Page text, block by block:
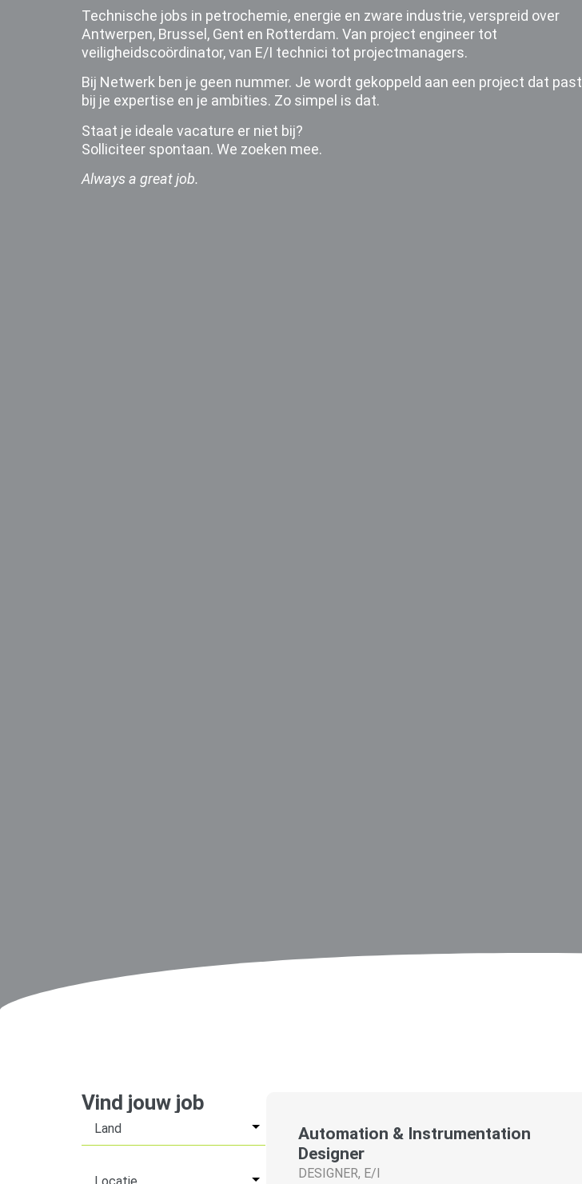
Technische jobs in petrochemie, energie en zware industrie, verspreid over
Antwerpen, Brussel, Gent en Rotterdam. Van project engineer tot
veiligheidscoördinator, van E/I technici tot projectmanagers.
Bij Netwerk ben je geen nummer. Je wordt gekoppeld aan een project dat past
bij je expertise en je ambities. Zo simpel is dat.
Staat je ideale vacature er niet bij?
Solliciteer spontaan. We zoeken mee.
Always a great job.
Vind jouw job
Automation & Instrumentation
Designer
DESIGNER, E/I